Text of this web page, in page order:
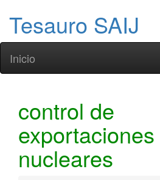
Tesauro SAIJ
Inicio
control de
exportaciones
nucleares